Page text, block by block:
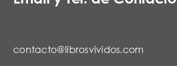
contacto@librosvividos.com